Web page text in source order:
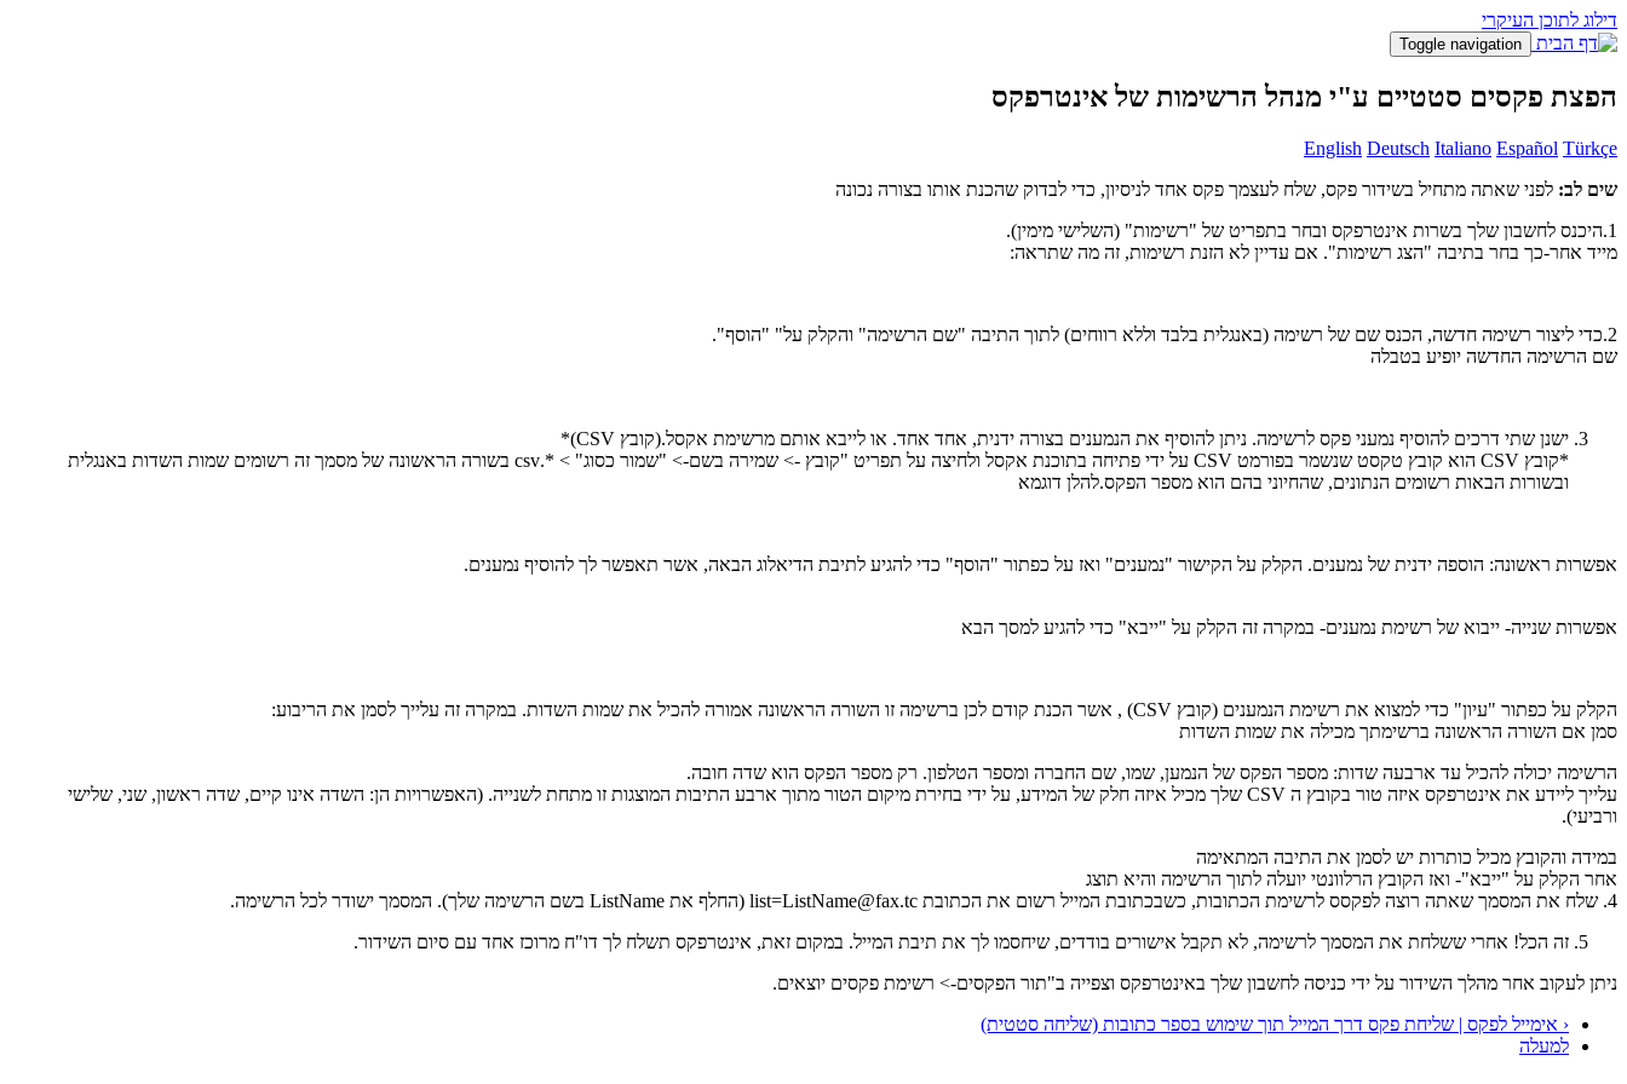
דילוג לתוכן העיקרי
Toggle navigation
הפצת פקסים סטטיים ע"י מנהל הרשימות של אינטרפקס
English Deutsch Italiano Español Türkçe
שים לב: לפני שאתה מתחיל בשידור פקס, שלח לעצמך פקס אחד לניסיון, כדי לבדוק שהכנת אותו בצורה נכונה
1.היכנס לחשבון שלך בשרות אינטרפקס ובחר בתפריט של "רשימות" (השלישי מימין).
מייד אחר-כך בחר בתיבה "הצג רשימות". אם עדיין לא הזנת רשימות, זה מה שתראה:
2.כדי ליצור רשימה חדשה, הכנס שם של רשימה (באנגלית בלבד וללא רווחים) לתוך התיבה "שם הרשימה" והקלק על" "הוסף".
שם הרשימה החדשה יופיע בטבלה
ישנן שתי דרכים להוסיף נמעני פקס לרשימה. ניתן להוסיף את הנמענים בצורה ידנית, אחד אחד. או לייבא אותם מרשימת אקסל.(קובץ CSV)*
*קובץ CSV הוא קובץ טקסט שנשמר בפורמט CSV על ידי פתיחה בתוכנת אקסל ולחיצה על תפריט "קובץ -> שמירה בשם-> "שמור כסוג" > *.csv בשורה הראשונה של מסמך זה רשומים שמות השדות באנגלית
ובשורות הבאות רשומים הנתונים, שהחיוני בהם הוא מספר הפקס.להלן דוגמא
אפשרות ראשונה: הוספה ידנית של נמענים. הקלק על הקישור "נמענים" ואז על כפתור "הוסף" כדי להגיע לתיבת הדיאלוג הבאה, אשר תאפשר לך להוסיף נמענים.
אפשרות שנייה- ייבוא של רשימת נמענים- במקרה זה הקלק על "ייבא" כדי להגיע למסך הבא
הקלק על כפתור "עיון" כדי למצוא את רשימת הנמענים (קובץ CSV) , אשר הכנת קודם לכן ברשימה זו השורה הראשונה אמורה להכיל את שמות השדות. במקרה זה עלייך לסמן את הריבוע:
סמן אם השורה הראשונה ברשימתך מכילה את שמות השדות
הרשימה יכולה להכיל עד ארבעה שדות: מספר הפקס של הנמען, שמו, שם החברה ומספר הטלפון. רק מספר הפקס הוא שדה חובה.
עלייך ליידע את אינטרפקס איזה טור בקובץ ה CSV שלך מכיל איזה חלק של המידע, על ידי בחירת מיקום הטור מתוך ארבע התיבות המוצגות זו מתחת לשנייה. (האפשרויות הן: השדה אינו קיים, שדה ראשון, שני, שלישי
ורביעי).
במידה והקובץ מכיל כותרות יש לסמן את התיבה המתאימה
אחר הקלק על "ייבא"- ואז הקובץ הרלוונטי יועלה לתוך הרשימה והיא תוצג
4. שלח את המסמך שאתה רוצה לפקסס לרשימת הכתובות, כשבכתובת המייל רשום את הכתובת list=ListName@fax.tc (החלף את ListName בשם הרשימה שלך). המסמך ישודר לכל הרשימה.
זה הכל! אחרי ששלחת את המסמך לרשימה, לא תקבל אישורים בודדים, שיחסמו לך את תיבת המייל. במקום זאת, אינטרפקס תשלח לך דו"ח מרוכז אחד עם סיום השידור.
ניתן לעקוב אחר מהלך השידור על ידי כניסה לחשבון שלך באינטרפקס וצפייה ב"תור הפקסים-> רשימת פקסים יוצאים.
‹ אימייל לפקס | שליחת פקס דרך המייל תוך שימוש בספר כתובות (שליחה סטטית)
למעלה